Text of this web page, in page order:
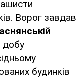
Ворог завдав
добу
будинків